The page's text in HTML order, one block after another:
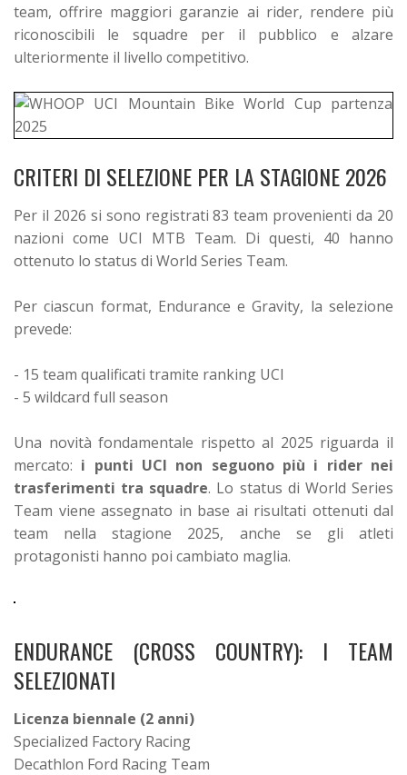
team, offrire maggiori garanzie ai rider, rendere più
riconoscibili le squadre per il pubblico e alzare
ulteriormente il livello competitivo.
CRITERI DI SELEZIONE PER LA STAGIONE 2026
Per il 2026 si sono registrati 83 team provenienti da 20
nazioni come UCI MTB Team. Di questi, 40 hanno
ottenuto lo status di World Series Team.
Per ciascun format, Endurance e Gravity, la selezione
prevede:
- 15 team qualificati tramite ranking UCI
- 5 wildcard full season
Una novità fondamentale rispetto al 2025 riguarda il
mercato: i punti UCI non seguono più i rider nei
trasferimenti tra squadre. Lo status di World Series
Team viene assegnato in base ai risultati ottenuti dal
team nella stagione 2025, anche se gli atleti
protagonisti hanno poi cambiato maglia.
ENDURANCE (CROSS COUNTRY): I TEAM
SELEZIONATI
Licenza biennale (2 anni)
Specialized Factory Racing
Decathlon Ford Racing Team